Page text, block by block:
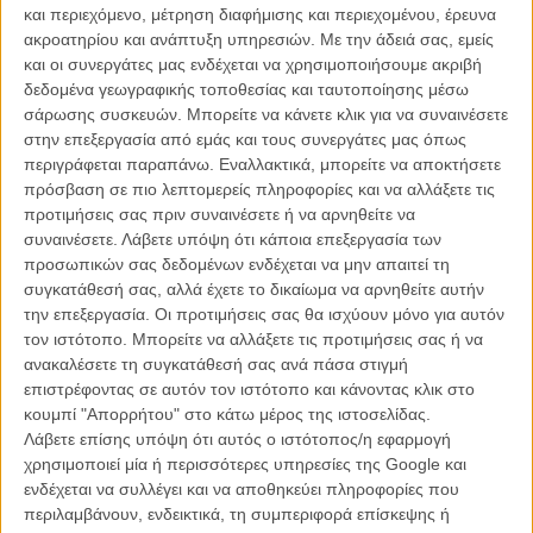
και περιεχόμενο, μέτρηση διαφήμισης και περιεχομένου, έρευνα
ακροατηρίου και ανάπτυξη υπηρεσιών. Με την άδειά σας, εμείς
και οι συνεργάτες μας ενδέχεται να χρησιμοποιήσουμε ακριβή
δεδομένα γεωγραφικής τοποθεσίας και ταυτοποίησης μέσω
σάρωσης συσκευών. Μπορείτε να κάνετε κλικ για να συναινέσετε
στην επεξεργασία από εμάς και τους συνεργάτες μας όπως
περιγράφεται παραπάνω. Εναλλακτικά, μπορείτε να αποκτήσετε
πρόσβαση σε πιο λεπτομερείς πληροφορίες και να αλλάξετε τις
προτιμήσεις σας πριν συναινέσετε ή να αρνηθείτε να
συναινέσετε. Λάβετε υπόψη ότι κάποια επεξεργασία των
προσωπικών σας δεδομένων ενδέχεται να μην απαιτεί τη
συγκατάθεσή σας, αλλά έχετε το δικαίωμα να αρνηθείτε αυτήν
την επεξεργασία. Οι προτιμήσεις σας θα ισχύουν μόνο για αυτόν
τον ιστότοπο. Μπορείτε να αλλάξετε τις προτιμήσεις σας ή να
ανακαλέσετε τη συγκατάθεσή σας ανά πάσα στιγμή
επιστρέφοντας σε αυτόν τον ιστότοπο και κάνοντας κλικ στο
κουμπί "Απορρήτου" στο κάτω μέρος της ιστοσελίδας.
Λάβετε επίσης υπόψη ότι αυτός ο ιστότοπος/η εφαρμογή
χρησιμοποιεί μία ή περισσότερες υπηρεσίες της Google και
ενδέχεται να συλλέγει και να αποθηκεύει πληροφορίες που
περιλαμβάνουν, ενδεικτικά, τη συμπεριφορά επίσκεψης ή
εισπρακτικού top-10 εμφανίζονται καλλιτεχνικές ταινίες που
διανύουν μια καριέρα με διάρκεια (σαν τους «Αθικτους» και το
«Κιλιμάντζαρο»), ενώ οι τρεις στις δέκα ταινίες έκαναν, η καθεμία,
κάτω από 1000 εισιτήρια το τετραήμερο. Καλύτερες μέρες θα
έρθουν, από καιρό οπωσδήποτε!
Αναλυτικά τα εισιτήρια του τετραημέρου
«Dark Shadows», 42 αίθουσες στην Αθήνα, 77 πανελλαδικά,
26.325 εισιτήρια (2η εβδομάδα) / Σύνολο εισιτηρίων μέχρι σήμερα:
107.252
Οι Ανδρες με τα Μαύρα 3», 50 αίθουσες στην Αθήνα, 97
πανελλαδικά, 23.572 εισιτήρια (1η εβδομάδα)
«Οι Εκδικητές», 20 αίθουσες στην Αθήνα, 31 πανελλαδικά, 5.244
εισιτήρια (5η εβδομάδα) / Σύνολο εισιτηρίων μέχρι σήμερα: 232.029
«Αθικτοι», 10 αίθουσες στην Αθήνα, 18 πανελλαδικά, 2.383
εισιτήρια (9η εβδομάδα) / Σύνολο εισιτηρίων μέχρι σήμερα: 110.933